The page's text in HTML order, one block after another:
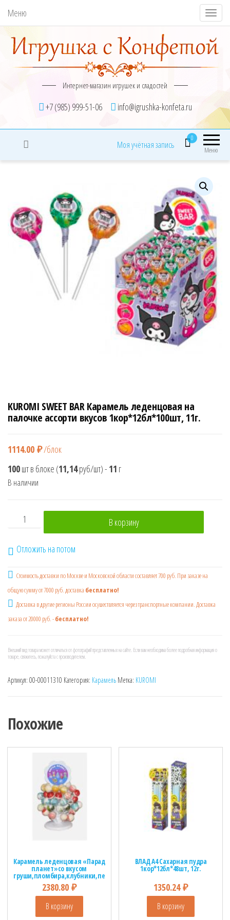
Меню
П
о
к
ь
/
С
ы
т
ь
н
а
в
и
г
а
ц
Интернет-магазин игрушек и сладостей
+7 (985) 999-51-06 info@igrushka-konfeta.ru
Меню
0
Моя учётная запись
KUROMI SWEET BAR Карамель леденцовая на
палочке ассорти вкусов 1кор*12бл*100шт, 11г.
1114.00 ₽/блок
100шт в блоке (11,14руб/шт)- 11 г
В наличии
Количество товара KUROMI SWEET BAR Карамель
В корзину
Отложить на потом
Стоимость доставки по Москве и Московской области составляет 700 руб. При заказе на
общую сумму от 7000 руб. доставка бесплатно!
Доставка в другие регионы России осушествляется через транспортные компании. Доставка
заказа от 20000 руб. -бесплатно!
Внешний вид товара может отличаться от фотографий представленных на сайте. Если вам необходима более подробная информация о
товаре, свяжитесь, пожалуйста с производителем.
Артикул: 00-00011310 Категория: Карамель Метка: KUROMI
Похожие
Карамель леденцовая «Парад
планет»со вкусом
груши,пломбира,клубники,пе
рсика на стойке
1кор*1бл*48шт, 35г
2380.80 ₽
В корзину
ВЛАД А4 Сахарная пудра
1кор*12бл*48шт, 12г.
1350.24₽
В корзину